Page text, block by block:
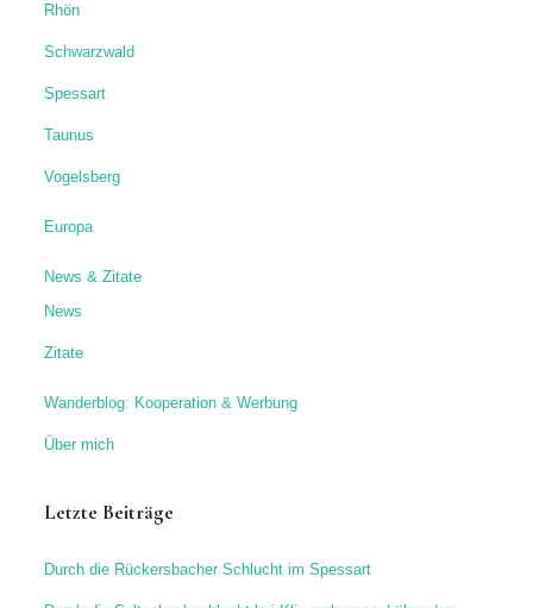
Rhön
Schwarzwald
Spessart
Taunus
Vogelsberg
Europa
News & Zitate
News
Zitate
Wanderblog: Kooperation & Werbung
Über mich
Letzte Beiträge
Durch die Rückersbacher Schlucht im Spessart